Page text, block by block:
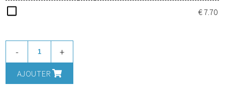
€ 7.70
- +
AJOUTER